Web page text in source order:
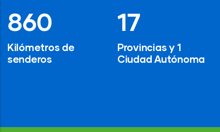
1,200
Kilómetros de
senderos
24
Provincias y 1
Ciudad Autónoma